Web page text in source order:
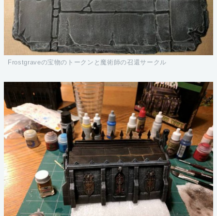
Frostgraveの宝物のトークンと魔術師の召還サークル